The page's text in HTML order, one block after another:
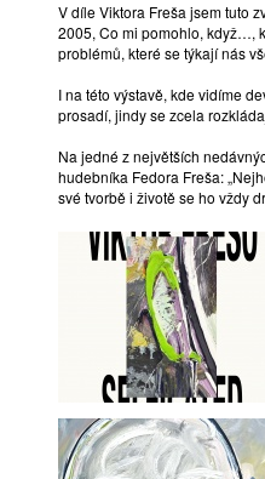
V díle Viktora Freša jsem tuto
2005, Co mi pomohlo, když…,
problémů, které se týkají nás
I na této výstavě, kde vidíme
prosadí, jindy se zcela
Na jedné z největších
hudebníka Fedora Freša:
své tvorbě i životě se ho vždy